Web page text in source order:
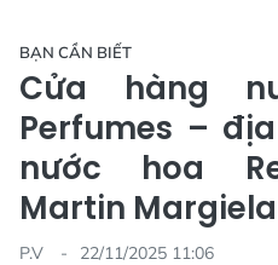
BẠN CẦN BIẾT
Cửa hàng
Perfumes –
nước hoa
Martin Margiela
P.V
22/11/2025 11:06